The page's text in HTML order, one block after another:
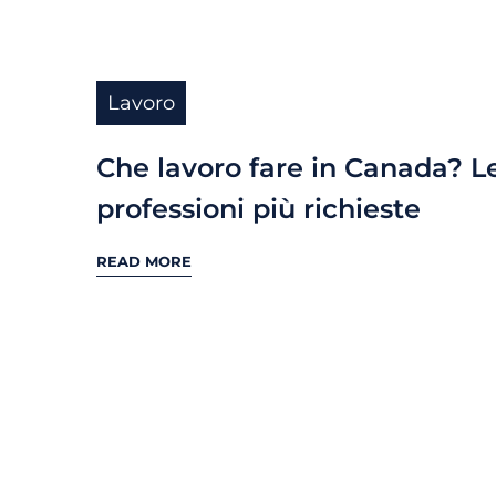
Lavoro
Che lavoro fare in Canada?
professioni più richieste
READ MORE